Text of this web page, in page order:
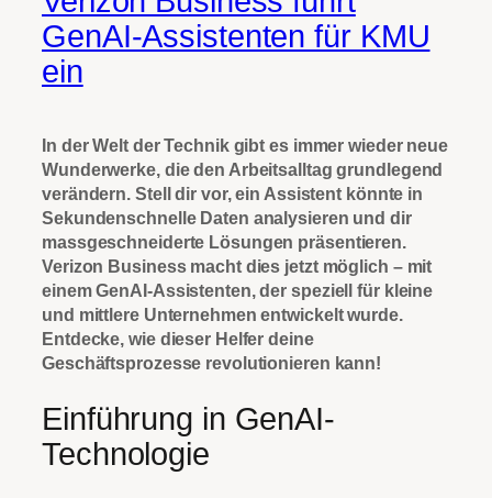
GenAI-Assistenten für KMU
ein
In der Welt der Technik gibt es immer wieder neue
Wunderwerke, die den Arbeitsalltag grundlegend
verändern. Stell dir vor, ein Assistent könnte in
Sekundenschnelle Daten analysieren und dir
massgeschneiderte Lösungen präsentieren.
Verizon Business macht dies jetzt möglich – mit
einem GenAI-Assistenten, der speziell für kleine
und mittlere Unternehmen entwickelt wurde.
Entdecke, wie dieser Helfer deine
Geschäftsprozesse revolutionieren kann!
Einführung in GenAI-
Technologie